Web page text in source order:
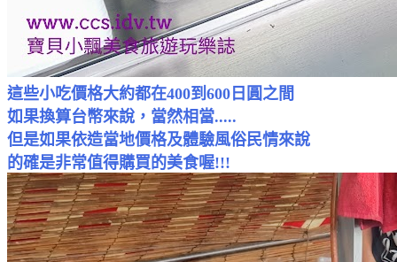
這些小吃價格大約都在400到600日圓之間
如果換算台幣來說，當然相當.....
但是如果依造當地價格及體驗風俗民情來說
的確是非常值得購買的美食喔!!!